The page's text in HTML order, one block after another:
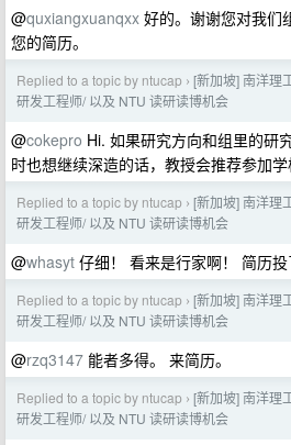
@quxiangxuanqxx 好的。谢谢您对我们
您的简历。
Replied to a topic by ntucap › [新加坡] 南洋理
研发工程师/ 以及 NTU 读研读博机会
@cokepro Hi. 如果研究方向和组里的研
时也想继续深造的话，教授会推荐参加学
Replied to a topic by ntucap › [新加坡] 南洋理
研发工程师/ 以及 NTU 读研读博机会
@whasyt 仔细！ 看来是行家啊！ 简历投
Replied to a topic by ntucap › [新加坡] 南洋理
研发工程师/ 以及 NTU 读研读博机会
@rzq3147 能者多得。 来简历。
Replied to a topic by ntucap › [新加坡] 南洋理
研发工程师/ 以及 NTU 读研读博机会